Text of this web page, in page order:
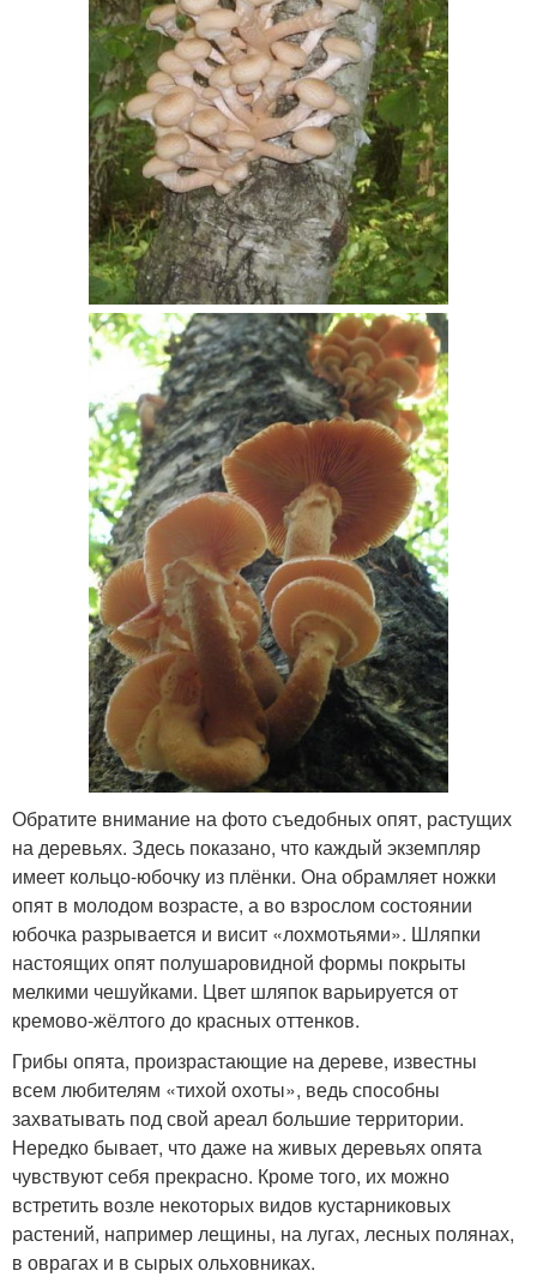
Обратите внимание на фото съедобных опят, растущих
на деревьях. Здесь показано, что каждый экземпляр
имеет кольцо-юбочку из плёнки. Она обрамляет ножки
опят в молодом возрасте, а во взрослом состоянии
юбочка разрывается и висит «лохмотьями». Шляпки
настоящих опят полушаровидной формы покрыты
мелкими чешуйками. Цвет шляпок варьируется от
кремово-жёлтого до красных оттенков.
Грибы опята, произрастающие на дереве, известны
всем любителям «тихой охоты», ведь способны
захватывать под свой ареал большие территории.
Нередко бывает, что даже на живых деревьях опята
чувствуют себя прекрасно. Кроме того, их можно
встретить возле некоторых видов кустарниковых
растений, например лещины, на лугах, лесных полянах,
в оврагах и в сырых ольховниках.